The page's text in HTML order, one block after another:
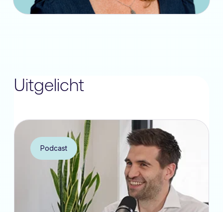
Uitgelicht
Podcast